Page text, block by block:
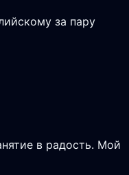
за пару
в радость. Мой